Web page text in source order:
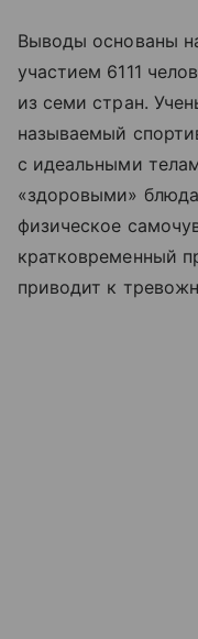
Выводы основаны
участием 6111
из семи стран.
называемый
с идеальными
«здоровыми»
физическое
кратковременный
приводит к